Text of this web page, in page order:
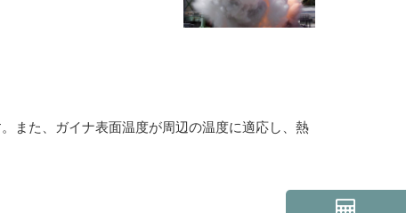
また、ガイナ表面温度が周辺の温度に適応し、熱